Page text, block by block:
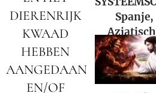
DIERENRIJK
KWAAD
HEBBEN
AANGEDAAN
EN/OF
Spanje,
markten
Hormuz
Charlie